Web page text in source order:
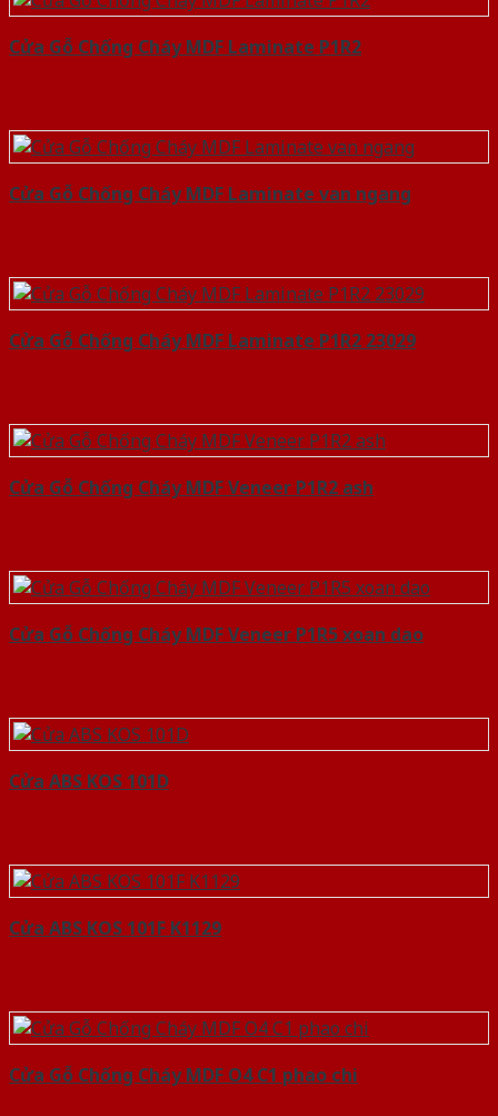
Cửa Gỗ Chống Cháy MDF Laminate P1R2
Cửa Gỗ Chống Cháy MDF Laminate van ngang
Cửa Gỗ Chống Cháy MDF Laminate P1R2 23029
Cửa Gỗ Chống Cháy MDF Veneer P1R2 ash
Cửa Gỗ Chống Cháy MDF Veneer P1R5 xoan dao
Cửa ABS KOS 101D
Cửa ABS KOS 101F K1129
Cửa Gỗ Chống Cháy MDF O4 C1 phao chi